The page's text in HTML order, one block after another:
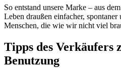
So entstand unsere Marke – aus
Leben draußen einfacher,
Menschen, die wie wir nicht viel
Tipps des Verkäufers
Benutzung